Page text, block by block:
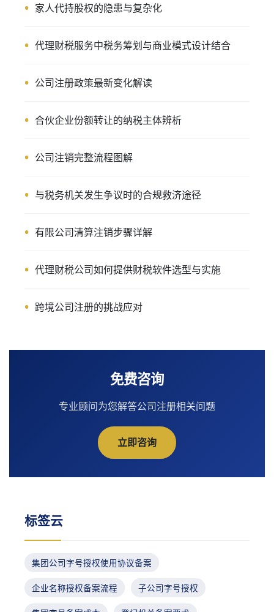
家人代持股权的隐患与复杂化
代理财税服务中税务筹划与商业模式设计结合
公司注册政策最新变化解读
合伙企业份额转让的纳税主体辨析
公司注销完整流程图解
与税务机关发生争议时的合规救济途径
有限公司清算注销步骤详解
代理财税公司如何提供财税软件选型与实施
跨境公司注册的挑战应对
免费咨询
专业顾问为您解答公司注册相关问题
立即咨询
标签云
集团公司字号授权使用协议备案
企业名称授权备案流程 子公司字号授权